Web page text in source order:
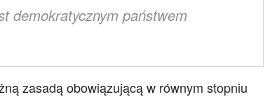
demokratycznym państwem
zasadą obowiązującą w równym stopniu